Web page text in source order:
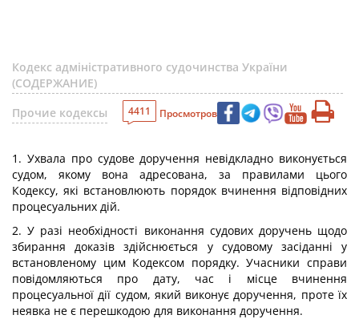
Кодекс адміністративного судочинства України
(СОДЕРЖАНИЕ)
Прочие кодексы
4411 Просмотров
1. Ухвала про судове доручення невідкладно виконується
судом, якому вона адресована, за правилами цього
Кодексу, які встановлюють порядок вчинення відповідних
процесуальних дій.
2. У разі необхідності виконання судових доручень щодо
збирання доказів здійснюється у судовому засіданні у
встановленому цим Кодексом порядку. Учасники справи
повідомляються про дату, час і місце вчинення
процесуальної дії судом, який виконує доручення, проте їх
неявка не є перешкодою для виконання доручення.